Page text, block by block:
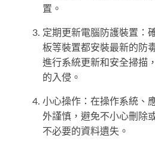
置。
定期更新電腦防護裝置：
板等裝置都安裝最新的防
進行系統更新和安全掃描
的入侵。
小心操作：在操作系統、
外謹慎，避免不小心刪除
不必要的資料遺失。